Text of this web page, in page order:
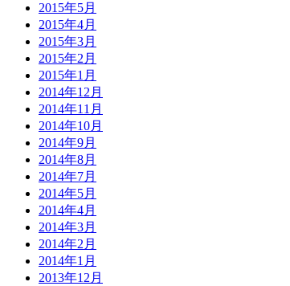
2015年5月
2015年4月
2015年3月
2015年2月
2015年1月
2014年12月
2014年11月
2014年10月
2014年9月
2014年8月
2014年7月
2014年5月
2014年4月
2014年3月
2014年2月
2014年1月
2013年12月